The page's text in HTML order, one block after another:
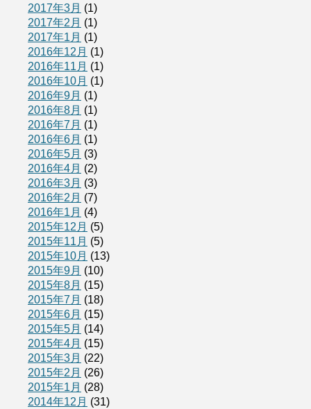
2017年3月 (1)
2017年2月 (1)
2017年1月 (1)
2016年12月 (1)
2016年11月 (1)
2016年10月 (1)
2016年9月 (1)
2016年8月 (1)
2016年7月 (1)
2016年6月 (1)
2016年5月 (3)
2016年4月 (2)
2016年3月 (3)
2016年2月 (7)
2016年1月 (4)
2015年12月 (5)
2015年11月 (5)
2015年10月 (13)
2015年9月 (10)
2015年8月 (15)
2015年7月 (18)
2015年6月 (15)
2015年5月 (14)
2015年4月 (15)
2015年3月 (22)
2015年2月 (26)
2015年1月 (28)
2014年12月 (31)